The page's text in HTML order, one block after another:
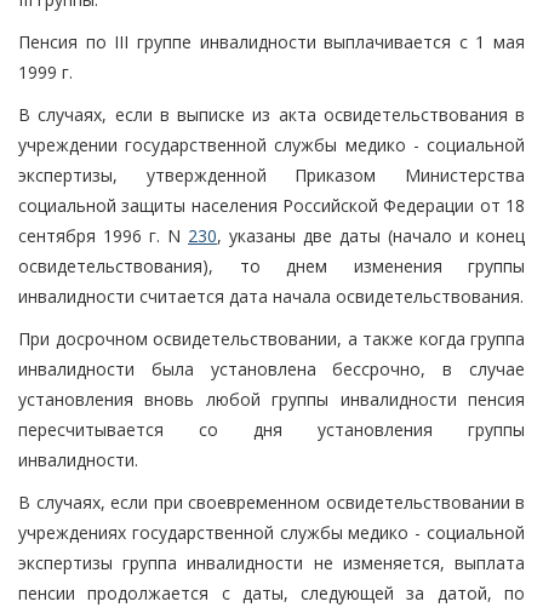
Пенсия по III группе инвалидности выплачивается с 1 мая
1999 г.
В случаях, если в выписке из акта освидетельствования в
учреждении государственной службы медико - социальной
экспертизы, утвержденной Приказом Министерства
социальной защиты населения Российской Федерации от 18
сентября 1996 г. N 230, указаны две даты (начало и конец
освидетельствования), то днем изменения группы
инвалидности считается дата начала освидетельствования.
При досрочном освидетельствовании, а также когда группа
инвалидности была установлена бессрочно, в случае
установления вновь любой группы инвалидности пенсия
пересчитывается со дня установления группы
инвалидности.
В случаях, если при своевременном освидетельствовании в
учреждениях государственной службы медико - социальной
экспертизы группа инвалидности не изменяется, выплата
пенсии продолжается с даты, следующей за датой, по